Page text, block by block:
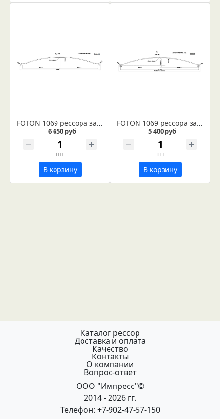
FOTON 1069 рессора задняя лист № 2 (Арт. IR 04-06-02)
6 650 руб
шт
В корзину
FOTON 1069 рессора задняя лист № 1 (Арт. IR 04-06-01)
5 400 руб
шт
В корзину
Каталог рессор
Доставка и оплата
Качество
Контакты
О компании
Вопрос-ответ
ООО "Импресс"©
2014 - 2026 гг.
Телефон: +7-902-47-57-150